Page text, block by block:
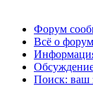
Форум
Всё о
Поиск: ваш